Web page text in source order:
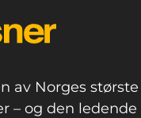
av Norges
– og den